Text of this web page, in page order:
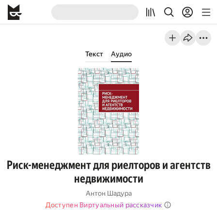
Текст Аудио
Риск-менеджмент для риелторов и агентств
недвижимости
Антон Шадура
Доступен Виртуальный рассказчик